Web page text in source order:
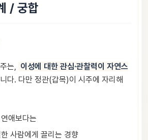
/ 궁합
는, 이성에 대한 관심·관찰력이 자연스
다. 다만 정관(갑목)이 시주에 자리해
애보다는
사람에게 끌리는 경향